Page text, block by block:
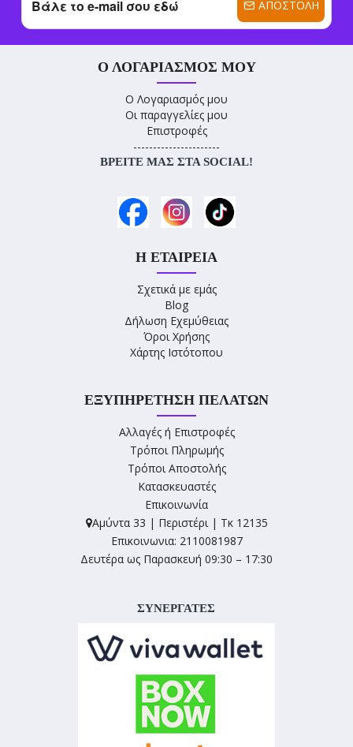
ΑΠΟΣΤΟΛΉ
Ο ΛΟΓΑΡΙΑΣΜΌΣ ΜΟΥ
Ο Λογαριασμός μου
Οι παραγγελίες μου
Επιστροφές
----------------------
ΒΡΕΊΤΕ ΜΑΣ ΣΤΑ SOCIAL!
Η ΕΤΑΙΡΕΊΑ
Σχετικά με εμάς
Blog
Δήλωση Εχεμύθειας
Όροι Χρήσης
Χάρτης Ιστότοπου
ΕΞΥΠΗΡΈΤΗΣΗ ΠΕΛΑΤΏΝ
Αλλαγές ή Επιστροφές
Τρόποι Πληρωμής
Τρόποι Αποστολής
Κατασκευαστές
Επικοινωνία
Αμύντα 33 | Περιστέρι | Τκ 12135
Επικοινωνια: 2110081987
Δευτέρα ως Παρασκευή 09:30 – 17:30
ΣΥΝΕΡΓΑΤΕΣ